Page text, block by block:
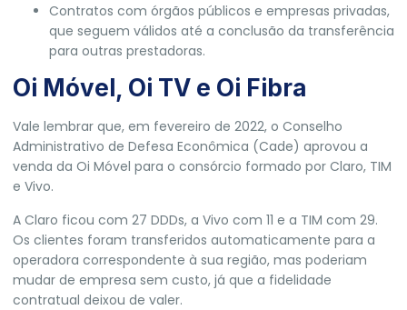
Contratos com órgãos públicos e empresas privadas,
que seguem válidos até a conclusão da transferência
para outras prestadoras.
Oi Móvel, Oi TV e Oi Fibra
Vale lembrar que, em fevereiro de 2022, o Conselho
Administrativo de Defesa Econômica (Cade) aprovou a
venda da Oi Móvel para o consórcio formado por Claro, TIM
e Vivo.
A Claro ficou com 27 DDDs, a Vivo com 11 e a TIM com 29.
Os clientes foram transferidos automaticamente para a
operadora correspondente à sua região, mas poderiam
mudar de empresa sem custo, já que a fidelidade
contratual deixou de valer.